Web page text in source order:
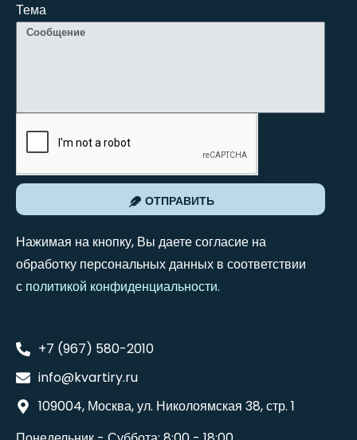
Тема
ОТПРАВИТЬ
Нажимая на кнопку, Вы даете согласие на
обработку персональных данных в соответствии
с политикой конфиденциальности.
+7 (967) 580-2010
info@kvartiry.ru
109004, Москва, ул. Николоямская 38, стр. 1